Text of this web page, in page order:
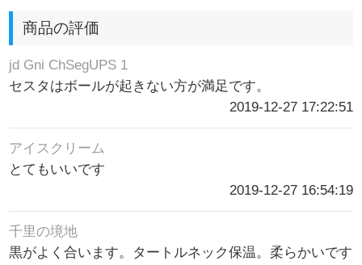
商品の評価
jd Gni ChSegUPS 1
セスタはボールが起きない方が満足です。
2019-12-27 17:22:51
アイスクリーム
とてもいいです
2019-12-27 16:54:19
千里の境地
黒がよく合います。タートルネック保温。柔らかいです